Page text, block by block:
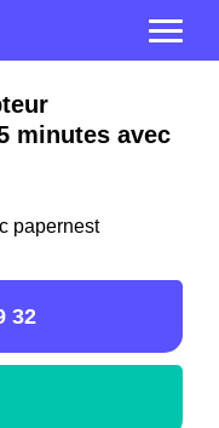
minutes avec
papernest
32